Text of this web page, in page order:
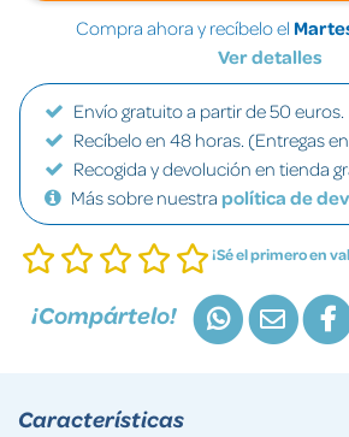
Compra ahora y recíbelo el
Ver detalles
Envío gratuito a partir de 50 euros.
Recíbelo en 48 horas. (Entregas
Recogida y devolución en tienda
Más sobre nuestra política de
¡Sé el primero en
¡Compártelo!
Características